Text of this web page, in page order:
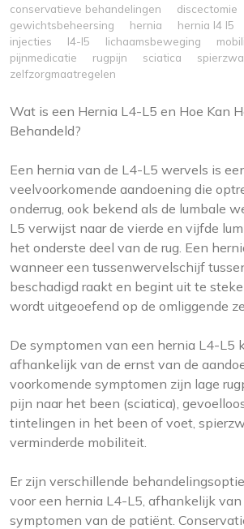
conservatieve behandelingen
discectomie
gewichtsbeheersing
hernia hernia l4 l5
injecties
l4-l5 lichaamsbeweging
pijnmedicatie
rugpijn sciatica
zelfzorgmaatregelen
Wat is een Hernia L4-L5 en Hoe Kan
Behandeld?
Een hernia van de L4-L5 wervels is
veelvoorkomende aandoening die
onderrug, ook bekend als de lumbale
L5 verwijst naar de vierde en vijfde
het onderste deel van de rug. Een
wanneer een tussenwervelschijf
beschadigd raakt en begint uit te
wordt uitgeoefend op de omliggende
De symptomen van een hernia L4-L5
afhankelijk van de ernst van de
voorkomende symptomen zijn lage
pijn naar het been (sciatica),
tintelingen in het been of voet,
verminderde mobiliteit.
Er zijn verschillende
voor een hernia L4-L5, afhankelijk van
symptomen van de patiënt.